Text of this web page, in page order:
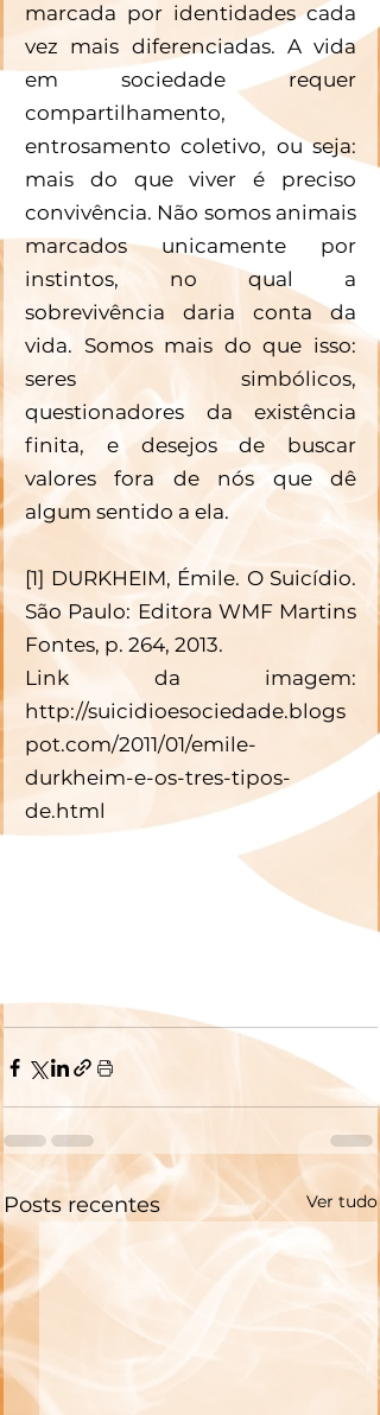
marcada por identidades cada
vez mais diferenciadas. A vida
em sociedade requer
compartilhamento,
entrosamento coletivo, ou seja:
mais do que viver é preciso
convivência. Não somos animais
marcados unicamente por
instintos, no qual a
sobrevivência daria conta da
vida. Somos mais do que isso:
seres simbólicos,
questionadores da existência
finita, e desejos de buscar
valores fora de nós que dê
algum sentido a ela.
[1] DURKHEIM, Émile. O Suicídio.
São Paulo: Editora WMF Martins
Fontes, p. 264, 2013.
Link da imagem:
http://suicidioesociedade.blogs
pot.com/2011/01/emile-
durkheim-e-os-tres-tipos-
de.html
Posts recentes Ver tudo